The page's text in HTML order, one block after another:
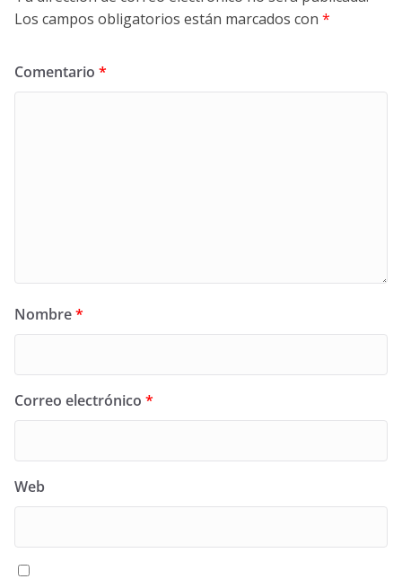
Los campos obligatorios están marcados con *
Comentario *
Nombre*
Correo electrónico *
Web